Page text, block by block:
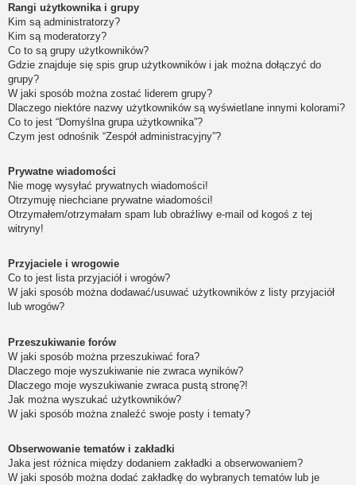
Rangi użytkownika i grupy
Kim są administratorzy?
Kim są moderatorzy?
Co to są grupy użytkowników?
Gdzie znajduje się spis grup użytkowników i jak można dołączyć do
grupy?
W jaki sposób można zostać liderem grupy?
Dlaczego niektóre nazwy użytkowników są wyświetlane innymi kolorami?
Co to jest “Domyślna grupa użytkownika”?
Czym jest odnośnik “Zespół administracyjny”?
Prywatne wiadomości
Nie mogę wysyłać prywatnych wiadomości!
Otrzymuję niechciane prywatne wiadomości!
Otrzymałem/otrzymałam spam lub obraźliwy e-mail od kogoś z tej
witryny!
Przyjaciele i wrogowie
Co to jest lista przyjaciół i wrogów?
W jaki sposób można dodawać/usuwać użytkowników z listy przyjaciół
lub wrogów?
Przeszukiwanie forów
W jaki sposób można przeszukiwać fora?
Dlaczego moje wyszukiwanie nie zwraca wyników?
Dlaczego moje wyszukiwanie zwraca pustą stronę?!
Jak można wyszukać użytkowników?
W jaki sposób można znaleźć swoje posty i tematy?
Obserwowanie tematów i zakładki
Jaka jest różnica między dodaniem zakładki a obserwowaniem?
W jaki sposób można dodać zakładkę do wybranych tematów lub je